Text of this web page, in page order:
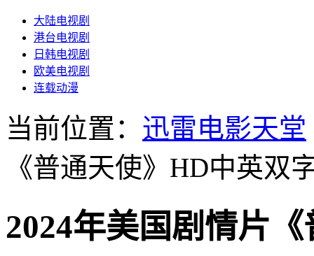
大陆电视剧
港台电视剧
日韩电视剧
欧美电视剧
连载动漫
当前位置： 迅雷电影天堂
《普通天使》HD中英双
2024年美国剧情片